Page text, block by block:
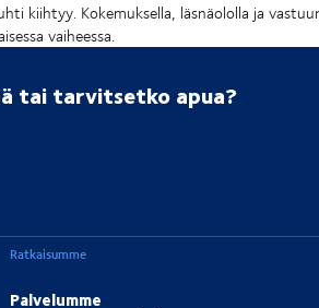
kiihtyy. Kokemuksella, läsnäololla ja
vaiheessa.
tai tarvitsetko apua?
Ratkaisumme
Palvelumme